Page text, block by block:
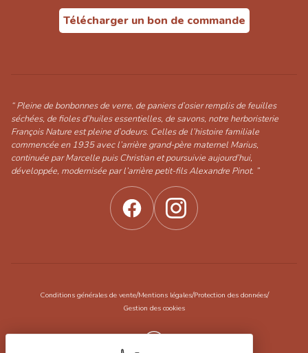
Télécharger un bon de commande
“ Pleine de bonbonnes de verre, de paniers d’osier remplis de feuilles
séchées, de fioles d’huiles essentielles, de savons, notre herboristerie
François Nature est pleine d’odeurs. Celles de l’histoire familiale
commencée en 1935 avec l’arrière grand-père maternel Marius,
continuée par Marcelle puis Christian et poursuivie aujourd’hui,
développée, modernisée par l’arrière petit-fils Alexandre Pinot. ”
Conditions générales de vente/Mentions légales/Protection des données/
Gestion des cookies